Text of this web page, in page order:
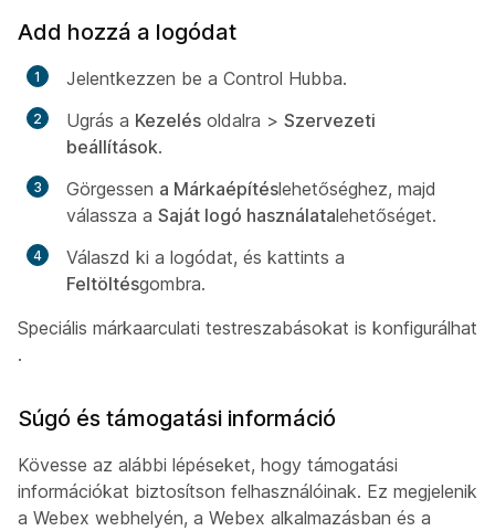
Add hozzá a logódat
Jelentkezzen be a Control Hubba.
Ugrás a Kezelés oldalra > Szervezeti
beállítások.
Görgessen a Márkaépítéslehetőséghez, majd
válassza a Saját logó használatalehetőséget.
Válaszd ki a logódat, és kattints a
Feltöltésgombra.
Speciális márkaarculati testreszabásokat is konfigurálhat
.
Súgó és támogatási információ
Kövesse az alábbi lépéseket, hogy támogatási
információkat biztosítson felhasználóinak. Ez megjelenik
a Webex webhelyén, a Webex alkalmazásban és a